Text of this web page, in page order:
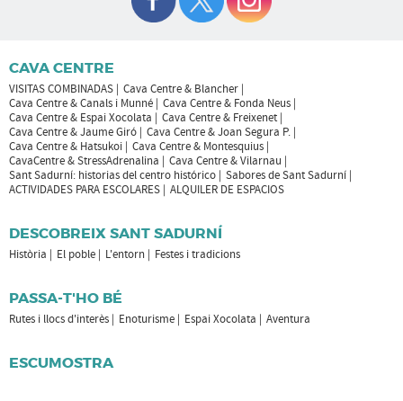
CAVA CENTRE
VISITAS COMBINADAS
Cava Centre & Blancher
Cava Centre & Canals i Munné
Cava Centre & Fonda Neus
Cava Centre & Espai Xocolata
Cava Centre & Freixenet
Cava Centre & Jaume Giró
Cava Centre & Joan Segura P.
Cava Centre & Hatsukoi
Cava Centre & Montesquius
CavaCentre & StressAdrenalina
Cava Centre & Vilarnau
Sant Sadurní: historias del centro histórico
Sabores de Sant Sadurní
ACTIVIDADES PARA ESCOLARES
ALQUILER DE ESPACIOS
DESCOBREIX SANT SADURNÍ
Història El poble L'entorn Festes i tradicions
PASSA-T'HO BÉ
Rutes i llocs d'interès Enoturisme Espai Xocolata Aventura
ESCUMOSTRA